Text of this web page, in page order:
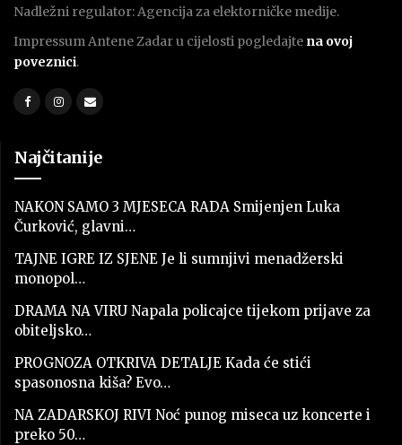
Nadležni regulator: Agencija za elektorničke medije.
Impressum Antene Zadar u cijelosti pogledajte na ovoj
poveznici.
Najčitanije
NAKON SAMO 3 MJESECA RADA Smijenjen Luka
Čurković, glavni…
TAJNE IGRE IZ SJENE Je li sumnjivi menadžerski
monopol…
DRAMA NA VIRU Napala policajce tijekom prijave za
obiteljsko…
PROGNOZA OTKRIVA DETALJE Kada će stići
spasonosna kiša? Evo…
NA ZADARSKOJ RIVI Noć punog miseca uz koncerte i
preko 50…